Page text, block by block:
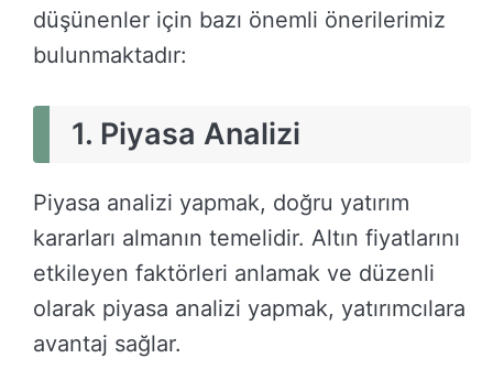
düşünenler için bazı önemli önerilerimiz
bulunmaktadır:
1. Piyasa Analizi
Piyasa analizi yapmak, doğru yatırım
kararları almanın temelidir. Altın fiyatlarını
etkileyen faktörleri anlamak ve düzenli
olarak piyasa analizi yapmak, yatırımcılara
avantaj sağlar.